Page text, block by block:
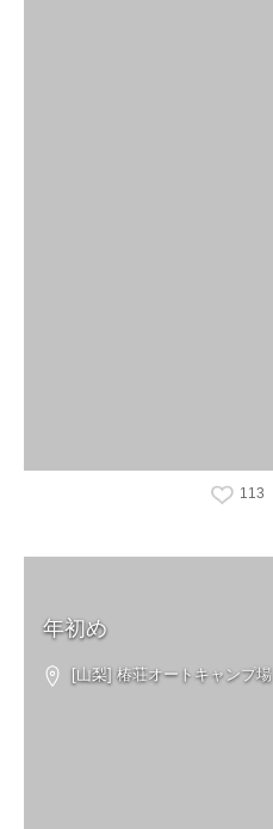
113
年初め
[山梨] 椿荘オートキャンプ場